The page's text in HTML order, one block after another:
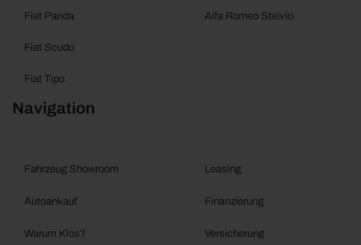
Fiat Panda
Fiat Scudo
Fiat Tipo
Alfa Romeo Stelvio
Navigation
Fahrzeug Showroom
Autoankauf
Warum Klos?
Leasing
Finanzierung
Versicherung